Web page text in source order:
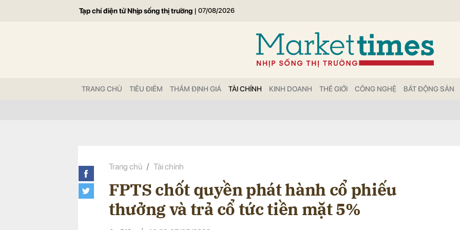
Tạp chí điện tử Nhịp sống thị trường | 07/08/2026
TRANG CHỦ TIÊU ĐIỂM THẨM ĐỊNH GIÁ TÀI CHÍNH KINH DOANH THẾ GIỚI CÔNG NGHỆ BẤT ĐỘNG SẢN
Trang chủ Tài chính
FPTS chốt quyền phát hành cổ phiếu
thưởng và trả cổ tức tiền mặt 5%
Gửi bình luận